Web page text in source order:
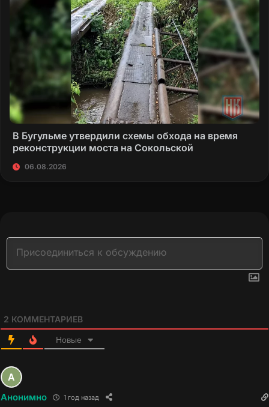
В Бугульме утвердили схемы обхода на время
реконструкции моста на Сокольской
06.08.2026
2 КОММЕНТАРИЕВ
Новые
Анонимно 1 год назад